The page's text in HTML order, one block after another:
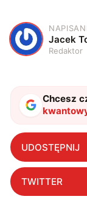
J Jacek
Redaktor
Chcesz
sekund"?
UDOSTĘPNIJ
TWITTER